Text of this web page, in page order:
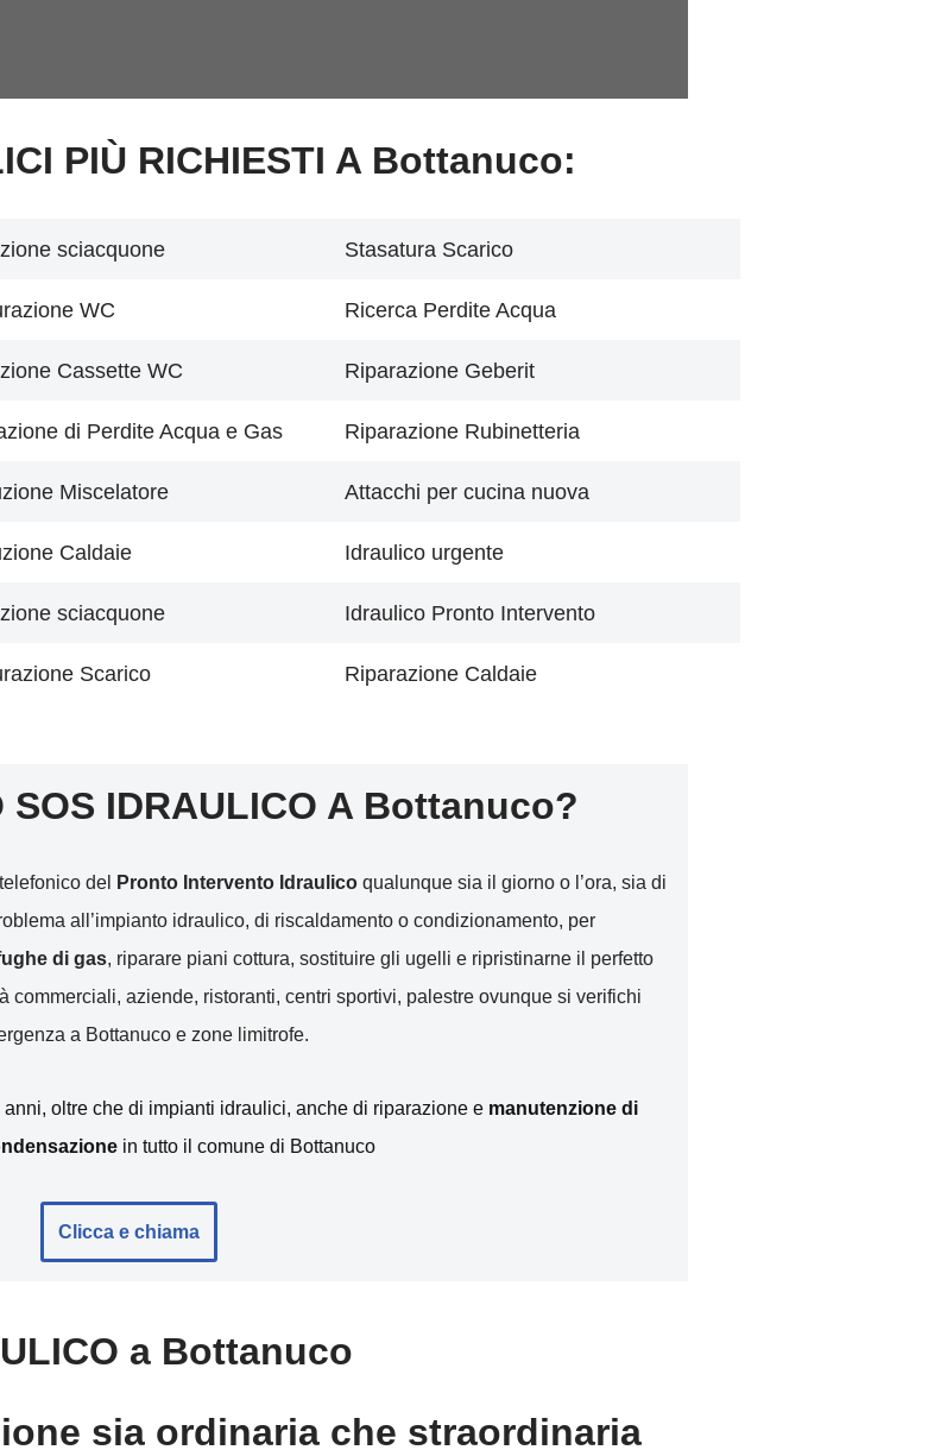
PIÙ RICHIESTI A Bottanuco:
sciacquone Stasatura Scarico
WC Ricerca Perdite Acqua
Cassette WC Riparazione Geberit
di Perdite Acqua e Gas Riparazione Rubinetteria
Miscelatore Attacchi per cucina nuova
Caldaie Idraulico urgente
sciacquone Idraulico Pronto Intervento
Scarico Riparazione Caldaie
SOS IDRAULICO A Bottanuco?
del Pronto Intervento Idraulicoqualunque sia il giorno o l’ora, sia di
all’impianto idraulico, di riscaldamento o condizionamento, per
di gas, riparare piani cottura, sostituire gli ugelli e ripristinarne il perfetto
commerciali, aziende, ristoranti, centri sportivi, palestre ovunque si verifichi
a Bottanuco e zone limitrofe.
oltre che di impianti idraulici, anche di riparazione e manutenzione di
in tutto il comune di Bottanuco
Clicca e chiama
a Bottanuco
sia ordinaria che straordinaria